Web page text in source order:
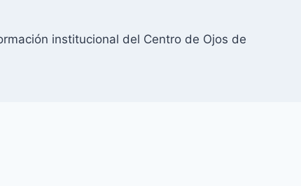
institucional del Centro de Ojos de